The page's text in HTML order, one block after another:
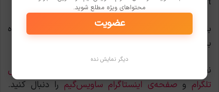
بازی Death Stranding Director’s Cut در تاریخ 2 مهرماه
به صورت انحصاری برای PS5 عرضه خواهد شد.
نظر شما در این خصوص چیست؟ اگر مایل بودید
کانال
تلگرام و صفحه‌ی اینستاگرام ساویس‌گیم را دنبال کنید.
محتواهای ویژه مطلع شوید.
عضویت
دیگر نمایش نده